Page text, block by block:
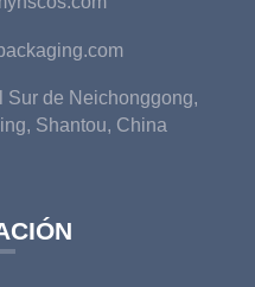
Sur de Neichonggong,
Shantou, China